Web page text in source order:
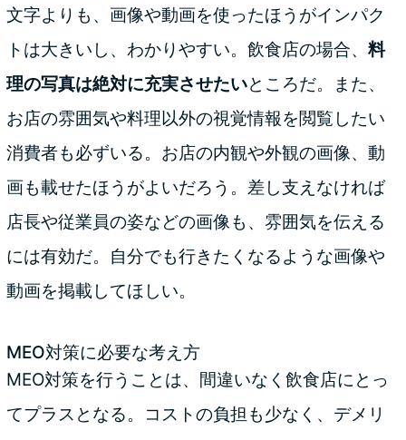
文字よりも、画像や動画を使ったほうがインパク
トは大きいし、わかりやすい。飲食店の場合、 料
理の写真は絶対に充実させたいところだ。また、
お店の雰囲気や料理以外の視覚情報を閲覧したい
消費者も必ずいる。お店の内観や外観の画像、動
画も載せたほうがよいだろう。差し支えなければ
店長や従業員の姿などの画像も、雰囲気を伝える
には有効だ。自分でも行きたくなるような画像や
動画を掲載してほしい。
MEO対策に必要な考え方
MEO対策を行うことは、間違いなく飲食店にとっ
てプラスとなる。コストの負担も少なく、デメリ